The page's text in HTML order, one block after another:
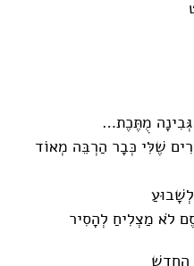
מֻתֶּכֶת…
שֶׁלִּי כְּבָר הַרְבֵּה מְאוֹד
לֹא מַצְלִיחַ לְהָסִיר
הֶחָדָשׁ